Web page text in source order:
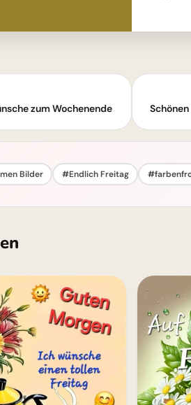
zum Wochenende
Bilder #Endlich Freitag